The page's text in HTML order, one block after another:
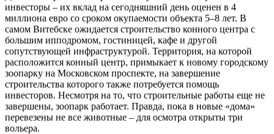
инвесторы – их вклад на сегодняшний день оценен в 4
миллиона евро со сроком окупаемости объекта 5–8 лет. В
самом Витебске ожидается строительство конного центра с
большим ипподромом, гостиницей, кафе и другой
сопутствующей инфраструктурой. Территория, на которой
расположится конный центр, примыкает к новому городскому
зоопарку на Московском проспекте, на завершение
строительства которого также потребуется помощь
инвесторов. Несмотря на то, что строительные работы еще не
завершены, зоопарк работает. Правда, пока в новые «дома»
перевезены не все животные – для осмотра открыты три
вольера.